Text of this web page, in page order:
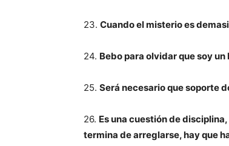
23. Cuando el misterio es
24. Bebo para olvidar que soy
25. Será necesario que soporte
26. Es una cuestión de
termina de arreglarse, hay que